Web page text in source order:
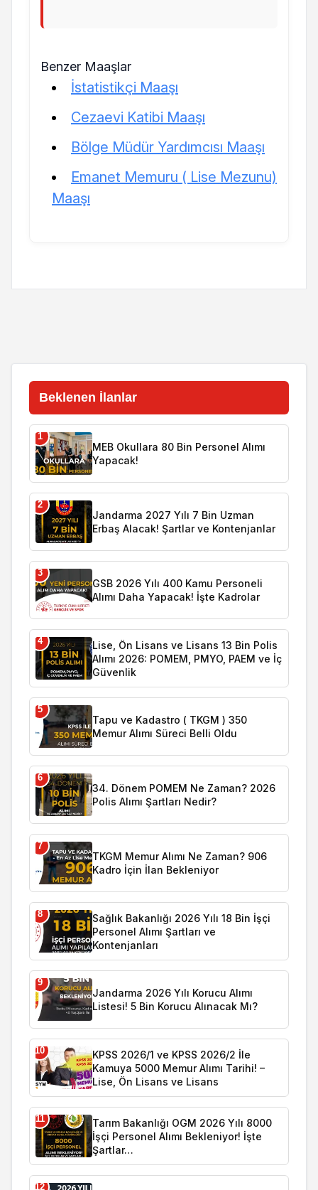
Benzer Maaşlar
İstatistikçi Maaşı
Cezaevi Katibi Maaşı
Bölge Müdür Yardımcısı Maaşı
Emanet Memuru ( Lise Mezunu)
Maaşı
Beklenen İlanlar
1
MEB Okullara 80 Bin Personel Alımı
Yapacak!
2
Jandarma 2027 Yılı 7 Bin Uzman
Erbaş Alacak! Şartlar ve Kontenjanlar
3
GSB 2026 Yılı 400 Kamu Personeli
Alımı Daha Yapacak! İşte Kadrolar
4
Lise, Ön Lisans ve Lisans 13 Bin Polis
Alımı 2026: POMEM, PMYO, PAEM ve İç
Güvenlik
5
Tapu ve Kadastro ( TKGM ) 350
Memur Alımı Süreci Belli Oldu
6
34. Dönem POMEM Ne Zaman? 2026
Polis Alımı Şartları Nedir?
7
TKGM Memur Alımı Ne Zaman? 906
Kadro İçin İlan Bekleniyor
8
Sağlık Bakanlığı 2026 Yılı 18 Bin İşçi
Personel Alımı Şartları ve
Kontenjanları
9
Jandarma 2026 Yılı Korucu Alımı
Listesi! 5 Bin Korucu Alınacak Mı?
10
KPSS 2026/1 ve KPSS 2026/2 İle
Kamuya 5000 Memur Alımı Tarihi! –
Lise, Ön Lisans ve Lisans
11
Tarım Bakanlığı OGM 2026 Yılı 8000
İşçi Personel Alımı Bekleniyor! İşte
Şartlar…
12